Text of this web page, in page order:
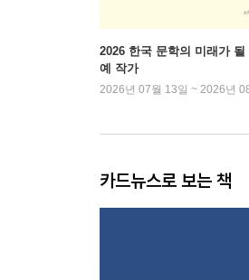
2026 한국 문학의 미래가
예 작가
2026년 07월 13일 ~ 2026년
카드뉴스로 보는 책